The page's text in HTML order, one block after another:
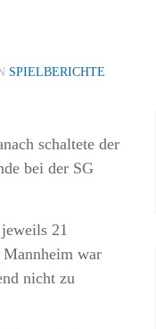
SPIELBERICHTE
schaltete der
bei der SG
21
war
nicht zu